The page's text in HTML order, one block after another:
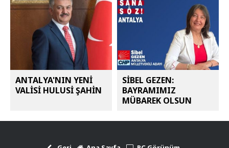
ANTALYA'NIN YENİ
VALİSİ HULUSİ ŞAHİN
SİBEL GEZEN:
BAYRAMIMIZ
MÜBAREK OLSUN